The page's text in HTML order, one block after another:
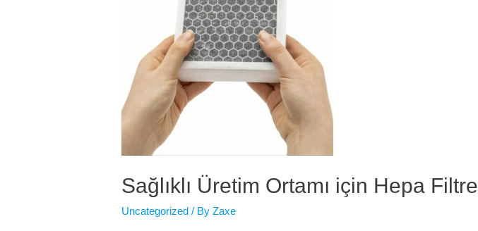
Sağlıklı Üretim Ortamı için Hepa Filtre
Uncategorized / ByZaxe